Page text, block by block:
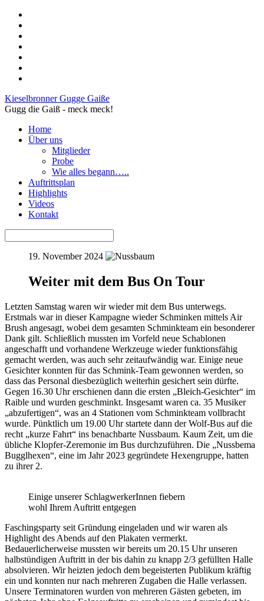
Kieselbronner Gugge Gaiße
Gugg die Gaiß - meck meck!
Home
Über uns
Mitglieder
Probe
Wie alles begann…..
Auftrittsplan
Highlights
Videos
Kontakt
19. November 2024
Weiter mit dem Bus On Tour
Letzten Samstag waren wir wieder mit dem Bus unterwegs.
Erstmals war in dieser Kampagne wieder Schminken mittels Air
Brush angesagt, wobei dem gesamten Schminkteam ein besonderer
Dank gilt. Schließlich mussten im Vorfeld neue Schablonen
angeschafft und vorhandene Werkzeuge wieder funktionsfähig
gemacht werden, was auch sehr zeitaufwändig war. Einige neue
Gesichter konnten für das Schmink-Team gewonnen werden, so
dass das Personal diesbezüglich weiterhin gesichert sein dürfte.
Gegen 16.30 Uhr erschienen dann die ersten „Bleich-Gesichter“ im
Raible und wurden geschminkt. Insgesamt waren ca. 35 Musiker
„abzufertigen“, was an 4 Stationen vom Schminkteam vollbracht
wurde. Pünktlich um 19.00 Uhr startete dann der Wolf-Bus auf die
recht „kurze Fahrt“ ins benachbarte Nussbaum. Kaum Zeit, um die
übliche Klopfer-Zeremonie im Bus durchzuführen. Die „Nussbema
Bugglhexen“, eine im Jahr 2023 gegründete Hexengruppe, hatten
zu ihrer 2.
Einige unserer SchlagwerkerInnen fiebern
wohl Ihrem Auftritt entgegen
Faschingsparty seit Gründung eingeladen und wir waren als
Highlight des Abends auf den Plakaten vermerkt.
Bedauerlicherweise mussten wir bereits um 20.15 Uhr unseren
halbstündigen Auftritt in der bis dahin zu knapp 2/3 gefüllten Halle
absolvieren. Wir heizten jedoch dem begeisterten Publikum kräftig
ein und konnten nur nach mehreren Zugaben die Halle verlassen.
Unsere Terminatoren wurden von mehreren Gästen gebeten, im